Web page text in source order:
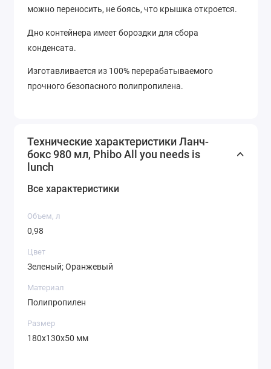
можно переносить, не боясь, что крышка откроется.
Дно контейнера имеет бороздки для сбора
конденсата.
Изготавливается из 100% перерабатываемого
прочного безопасного полипропилена.
Технические характеристики Ланч-
бокс 980 мл, Phibo All you needs is
lunch
Все характеристики
Объем, л
0,98
Цвет
Зеленый; Оранжевый
Материал
Полипропилен
Размер
180x130x50 мм